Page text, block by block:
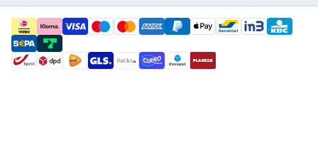
payment methods
shipment methods